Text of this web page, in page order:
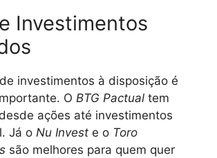
Investimentos
investimentos à disposição é
O BTG Pactual tem
ações até investimentos
Já o Nu Invest e o Toro
são melhores para quem quer